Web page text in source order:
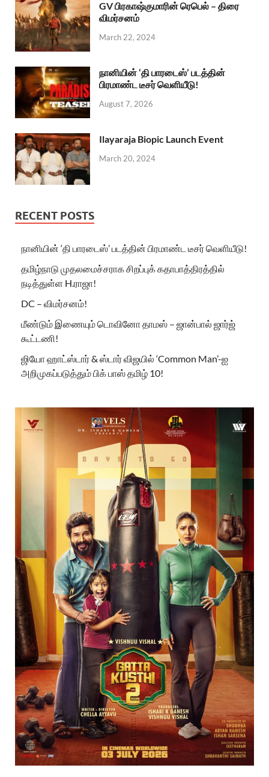
GV பிரகாஷ்குமாரின் ரெபெல் – திரை
விமர்சனம்
March 22, 2024
நானியின் ‘தி பாரடைஸ்’ படத்தின்
பிரமாண்ட டீசர் வெளியீடு!
August 7, 2026
Ilayaraja Biopic Launch Event
March 20, 2024
RECENT POSTS
நானியின் ‘தி பாரடைஸ்’ படத்தின் பிரமாண்ட டீசர் வெளியீடு!
தமிழ்நாடு முதலமைச்சராக சிறப்புக் கதாபாத்திரத்தில்
நடித்துள்ள H.ராஜா!
DC – விமர்சனம்!
மீண்டும் இணையும் டொவினோ தாமஸ் – ஜான்பால் ஜார்ஜ்
கூட்டணி!
ஜியோ ஹாட்ஸ்டார் & ஸ்டார் விஜயில் ‘Common Man’-ஐ
அறிமுகப்படுத்தும் பிக் பாஸ் தமிழ் 10!